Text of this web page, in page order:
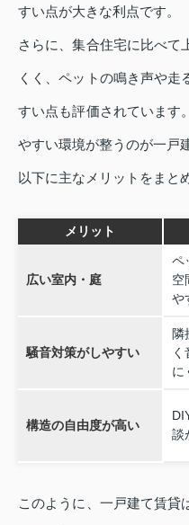
すい点が大きな利点です。
さらに、集合住宅に比べて
くく、ペットの鳴き声や
すい点も評価されています
やすい環境が整うのが一戸
以下に主なメリットをまと
メリット
広い室内・庭
ペ
空
や
騒音対策がしやすい
隣
く
に
構造の自由度が高い
談
このように、一戸建て賃貸